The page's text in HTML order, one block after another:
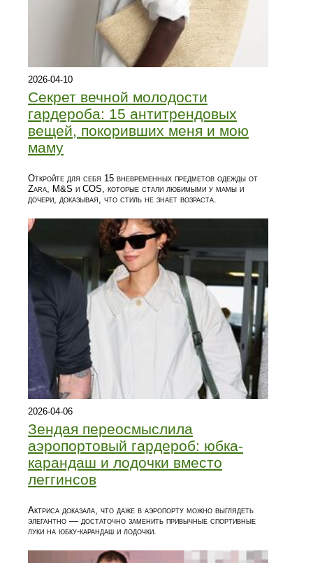
2026-04-10
Секрет вечной молодости
гардероба: 15 антитрендовых
вещей, покоривших меня и мою
маму
Откройте для себя 15 вневременных предметов одежды от
Zara, M&S и COS, которые стали любимыми у мамы и
дочери, доказывая, что стиль не знает возраста.
2026-04-06
Зендая переосмыслила
аэропортовый гардероб: юбка-
карандаш и лодочки вместо
леггинсов
Актриса доказала, что даже в аэропорту можно выглядеть
элегантно — достаточно заменить привычные спортивные
луки на юбку-карандаш и лодочки.